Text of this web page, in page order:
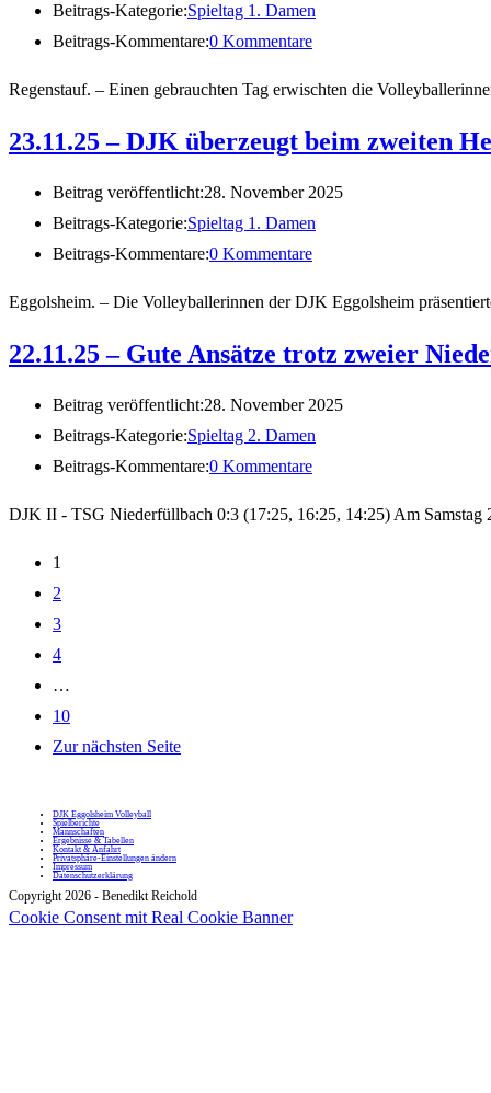
Beitrags-Kategorie:Spieltag 1. Damen
Beitrags-Kommentare:0 Kommentare
Regenstauf. – Einen gebrauchten Tag erwischten die
23.11.25 – DJK überzeugt beim zweiten
Beitrag veröffentlicht:28. November 2025
Beitrags-Kategorie:Spieltag 1. Damen
Beitrags-Kommentare:0 Kommentare
Eggolsheim. – Die Volleyballerinnen der DJK Eggolsheim
22.11.25 – Gute Ansätze trotz zweier
Beitrag veröffentlicht:28. November 2025
Beitrags-Kategorie:Spieltag 2. Damen
Beitrags-Kommentare:0 Kommentare
DJK II - TSG Niederfüllbach 0:3 (17:25, 16:25, 14:25) Am
1
2
3
4
…
10
Zur nächsten Seite
DJK Eggolsheim Volleyball
Spielberichte
Mannschaften
Ergebnisse & Tabellen
Kontakt & Anfahrt
Privatsphäre-Einstellungen ändern
Impressum
Datenschutzerklärung
Copyright 2026 - Benedikt Reichold
Cookie Consent mit Real Cookie Banner